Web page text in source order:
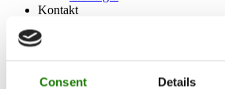
Consent Details
Kontakt
Garanti